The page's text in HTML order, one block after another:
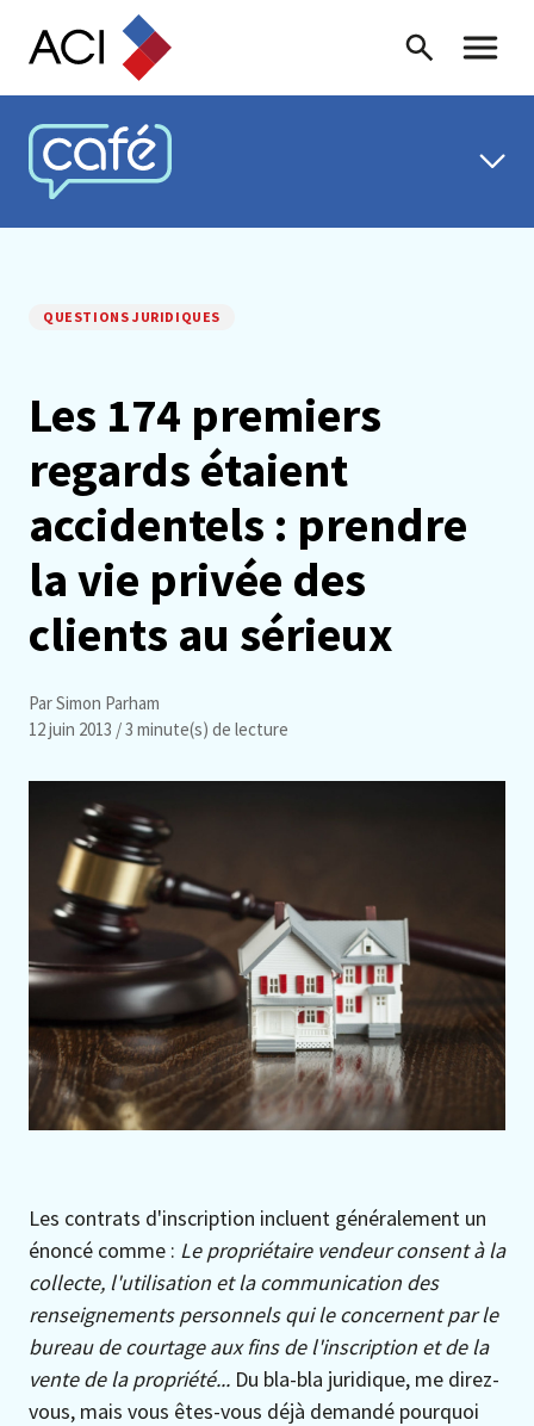
Skip to content
Recherche
Menu
CAFÉ ACI
QUESTIONS JURIDIQUES
Les 174 premiers
regards étaient
accidentels : prendre
la vie privée des
clients au sérieux
Par Simon Parham
12 juin 2013 / 3 minute(s) de lecture
Les contrats d'inscription incluent généralement un
énoncé comme : Le propriétaire vendeur consent à la
collecte, l'utilisation et la communication des
renseignements personnels qui le concernent par le
bureau de courtage aux fins de l'inscription et de la
vente de la propriété... Du bla-bla juridique, me direz-
vous, mais vous êtes-vous déjà demandé pourquoi